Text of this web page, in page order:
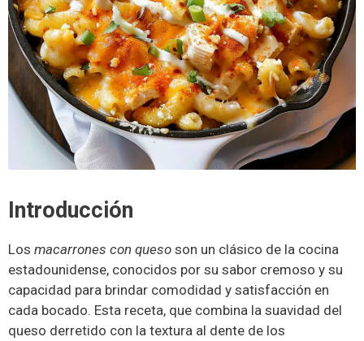
Introducción
Los macarrones con queso son un clásico de la cocina
estadounidense, conocidos por su sabor cremoso y su
capacidad para brindar comodidad y satisfacción en
cada bocado. Esta receta, que combina la suavidad del
queso derretido con la textura al dente de los